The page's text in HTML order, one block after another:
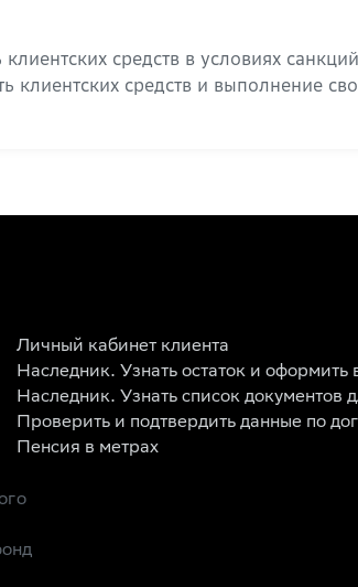
средств в условиях
клиентских средств и выполнение
Личный кабинет клиента
Наследник. Узнать остаток и оформить
Наследник. Узнать список документов
Проверить и подтвердить данные по
Пенсия в метрах